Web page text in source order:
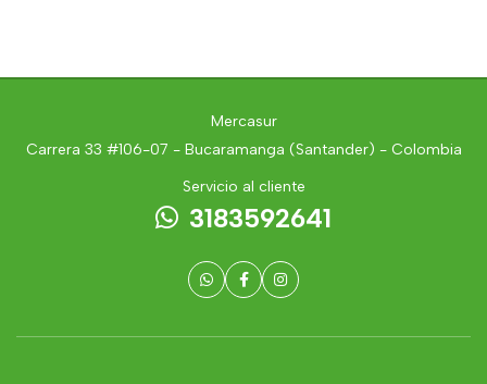
Mercasur
Carrera 33 #106-07 - Bucaramanga (Santander) - Colombia
Servicio al cliente
3183592641